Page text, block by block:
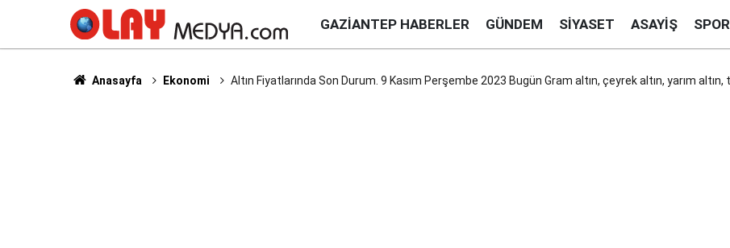
GAZIANTEP HABERLER GÜNDEM SIYASET ASAYIŞ SPOR
Anasayfa Ekonomi Altın Fiyatlarında Son Durum. 9 Kasım Perşembe 2023 Bugün Gram altın, çeyrek altın, yarım